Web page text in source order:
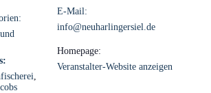
E-Mail:
info@neuharlingersiel.de
Homepage:
Veranstalter-Website anzeigen